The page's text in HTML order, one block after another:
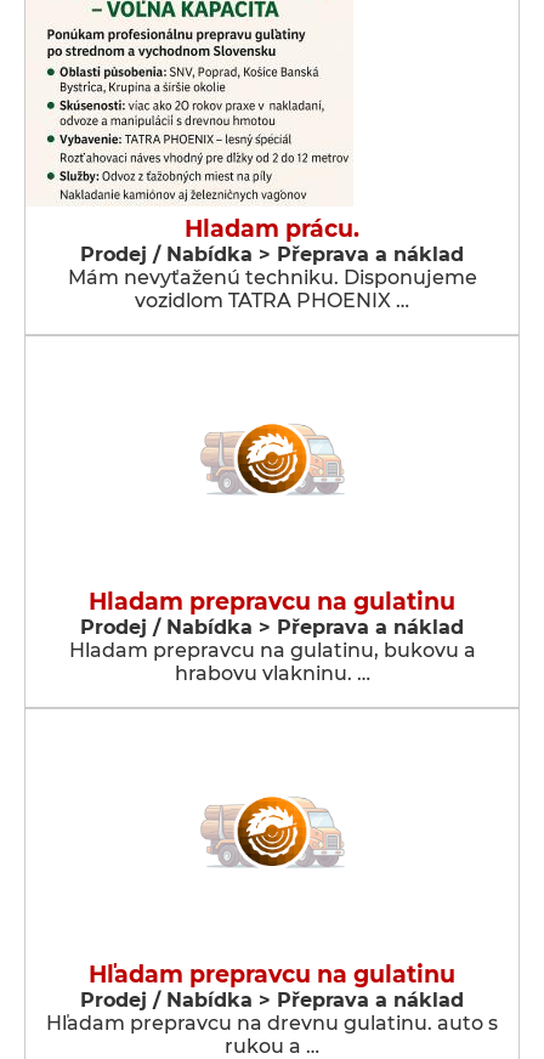
Hladam prácu.
Prodej / Nabídka > Přeprava a náklad
Mám nevyťaženú techniku. Disponujeme
vozidlom TATRA PHOENIX …
Hladam prepravcu na gulatinu
Prodej / Nabídka > Přeprava a náklad
Hladam prepravcu na gulatinu, bukovu a
hrabovu vlakninu. …
Hľadam prepravcu na gulatinu
Prodej / Nabídka > Přeprava a náklad
Hľadam prepravcu na drevnu gulatinu. auto s
rukou a …